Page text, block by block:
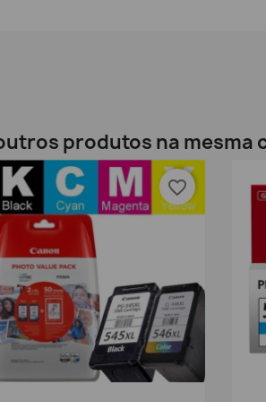
produtos na mesma
favorite_border